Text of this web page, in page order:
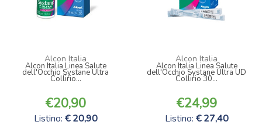
Alcon Italia
Alcon Italia Linea Salute
dell'Occhio Systane Ultra
Collirio...
20,90
Listino: 20,90
Alcon Italia
Alcon Italia Linea Salute
dell'Occhio Systane Ultra UD
Collirio 30...
24,99
Listino: 27,40